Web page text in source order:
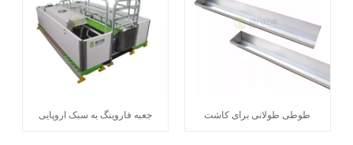
جعبه فاروینگ به سبک اروپایی طوطی طولانی برای کاشت